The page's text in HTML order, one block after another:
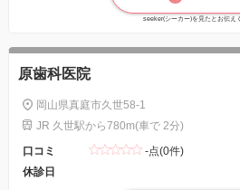
seeker(シーカー)を見たとお伝え
原歯科医院
岡山県真庭市久世58-1
JR 久世駅から780m(車で 2分)
口コミ
-点(0件)
休診日